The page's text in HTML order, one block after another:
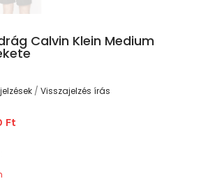
Calvin Klein Medium
/ Visszajelzés írás
Ft